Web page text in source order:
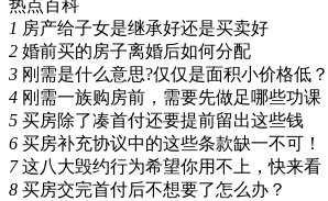
热点百科
1 房产给子女是继承好还是买卖好
2 婚前买的房子离婚后如何分配
3 刚需是什么意思?仅仅是面积小价格低？
4 刚需一族购房前，需要先做足哪些功课
5 买房除了凑首付还要提前留出这些钱
6 买房补充协议中的这些条款缺一不可！
7 这八大毁约行为希望你用不上，快来看
8 买房交完首付后不想要了怎么办？